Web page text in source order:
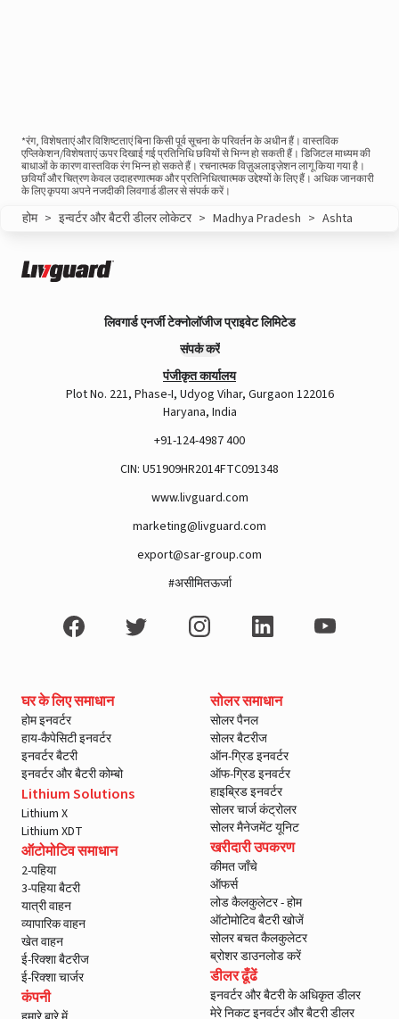
*रंग, विशेषताएं और विशिष्टताएं बिना किसी पूर्व सूचना के परिवर्तन के अधीन हैं। वास्तविक
एप्लिकेशन/विशेषताएं ऊपर दिखाई गई प्रतिनिधि छवियों से भिन्न हो सकती हैं। डिजिटल माध्यम की
बाधाओं के कारण वास्तविक रंग भिन्न हो सकते हैं। रचनात्मक विज़ुअलाइज़ेशन लागू किया गया है।
छवियाँ और चित्रण केवल उदाहरणात्मक और प्रतिनिधित्वात्मक उद्देश्यों के लिए हैं। अधिक जानकारी
के लिए कृपया अपने नजदीकी लिवगार्ड डीलर से संपर्क करें।
होम > इन्वर्टर और बैटरी डीलर लोकेटर > Madhya Pradesh > Ashta
लिवगार्ड एनर्जी टेक्नोलॉजीज प्राइवेट लिमिटेड
संपर्क करें
पंजीकृत कार्यालय
Plot No. 221, Phase-I, Udyog Vihar, Gurgaon 122016
Haryana, India
+91-124-4987 400
CIN: U51909HR2014FTC091348
www.livguard.com
marketing@livguard.com
export@sar-group.com
#असीमितऊर्जा
घर के लिए समाधान
होम इनवर्टर
हाय-कैपेसिटी इनवर्टर
इनवर्टर बैटरी
इनवर्टर और बैटरी कोम्बो
Lithium Solutions
Lithium X
Lithium XDT
ऑटोमोटिव समाधान
2-पहिया
3-पहिया बैटरी
यात्री वाहन
व्यापारिक वाहन
खेत वाहन
ई-रिक्शा बैटरीज
ई-रिक्शा चार्जर
कंपनी
सोलर समाधान
सोलर पैनल
सोलर बैटरीज
ऑन-ग्रिड इनवर्टर
ऑफ-ग्रिड इनवर्टर
हाइब्रिड इनवर्टर
सोलर चार्ज कंट्रोलर
सोलर मैनेजमेंट यूनिट
खरीदारी उपकरण
कीमत जाँचे
ऑफर्स
लोड कैलकुलेटर - होम
ऑटोमोटिव बैटरी खोजें
सोलर बचत कैलकुलेटर
ब्रोशर डाउनलोड करें
डीलर ढूँढें
इनवर्टर और बैटरी के अधिकृत डीलर
मेरे निकट इनवर्टर और बैटरी डीलर